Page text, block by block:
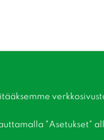
"Asetukset"